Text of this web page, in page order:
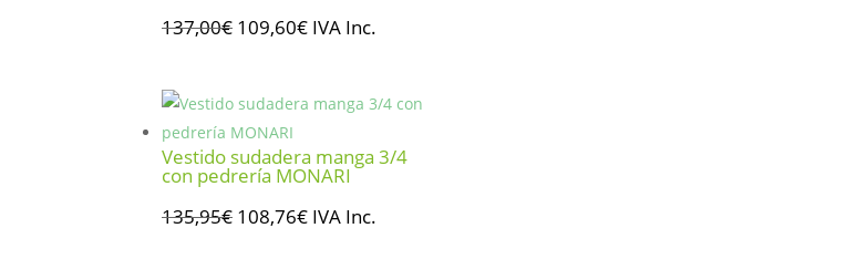
137,00€ El
era:
137,00€.
109,60€El
es:
IVA Inc.
Vestido sudadera manga 3/4
con pedrería MONARI
135,95€ El
108,76€ElIVA Inc.